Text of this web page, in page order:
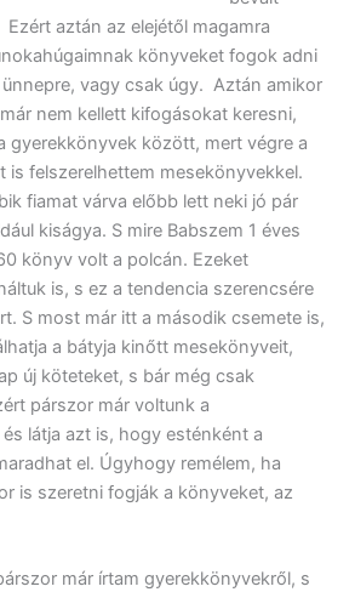
aztán az elejétől magamra
könyveket fogok adni
vagy csak úgy. Aztán amikor
nem kellett kifogásokat keresni,
gyerekkönyvek között, mert végre a
is felszerelhettem mesekönyvekkel.
fiamat várva előbb lett neki jó pár
kiságya. S mire Babszem 1 éves
könyv volt a polcán. Ezeket
is, s ez a tendencia szerencsére
S most már itt a második csemete is,
a bátyja kinőtt mesekönyveit,
új köteteket, s bár még csak
párszor már voltunk a
látja azt is, hogy esténként a
el. Úgyhogy remélem, ha
is szeretni fogják a könyveket, az
már írtam gyerekkönyvekről, s